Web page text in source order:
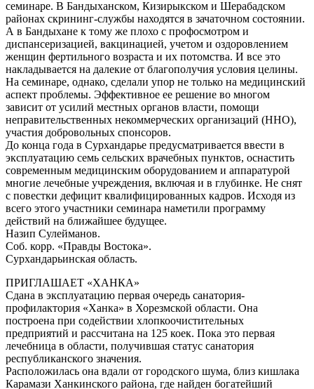
семинаре. В Бандыханском, Кизирыкском и Шерабадском
районах скрининг-службы находятся в зачаточном состоянии.
А в Бандыхане к тому же плохо с профосмотром и
диспансеризацией, вакцинацией, учетом и оздоровлением
женщин фертильного возраста и их потомства. И все это
накладывается на далекие от благополучия условия целины.
На семинаре, однако, сделали упор не только на медицинский
аспект проблемы. Эффективное ее решение во многом
зависит от усилий местных органов власти, помощи
неправительственных некоммерческих организаций (ННО),
участия добровольных спонсоров.
До конца года в Сурхандарье предусматривается ввести в
эксплуатацию семь сельских врачебных пунктов, оснастить
современным медицинским оборудованием и аппаратурой
многие лечебные учреждения, включая и в глубинке. Не снят
с повестки дефицит квалифицированных кадров. Исходя из
всего этого участники семинара наметили программу
действий на ближайшее будущее.
Назип Сулейманов.
Соб. корр. «Правды Востока».
Сурхандарьинская область.
ПРИГЛАШАЕТ «ХАНКА»
Сдана в эксплуатацию первая очередь санатория-
профилактория «Ханка» в Хорезмской области. Она
построена при содействии хлопкоочистительных
предприятий и рассчитана на 125 коек. Пока это первая
лечебница в области, получившая статус санатория
республиканского значения.
Расположилась она вдали от городского шума, близ кишлака
Карамази Ханкинского района, где найден богатейший